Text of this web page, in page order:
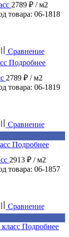
2789 ₽ / м2
товара: 06-1818
Сравнение
Подробнее
2789 ₽ / м2
товара: 06-1819
Сравнение
Подробнее
2913 ₽ / м2
товара: 06-1857
Сравнение
Подробнее